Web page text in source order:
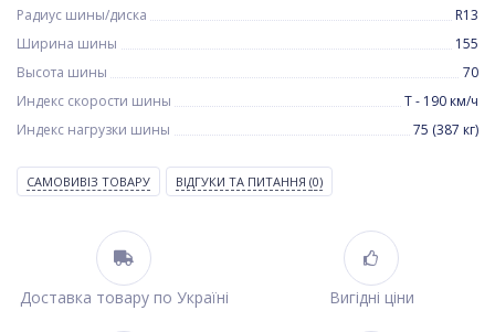
Радиус шины/диска
R13
Ширина шины
155
Высота шины
70
Индекс скорости шины
T - 190 км/ч
Индекс нагрузки шины
75 (387 кг)
САМОВИВІЗ ТОВАРУ ВІДГУКИ ТА ПИТАННЯ (0)
Доставка товару по Україні Вигідні ціни